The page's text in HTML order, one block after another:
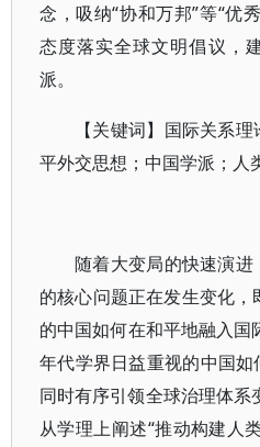
念，吸纳“协和万邦”等“优
态度落实全球文明倡议，
派。
【关键词】国际关系
平外交思想；中国学派；人
随着大变局的快速演
的核心问题正在发生变化
的中国如何在和平地融入
年代学界日益重视的中国
同时有序引领全球治理体
从学理上阐述“推动构建人